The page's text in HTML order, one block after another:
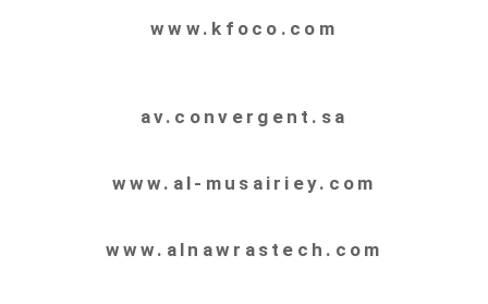
www.kfoco.com
av.convergent.sa
www.al-musairiey.com
www.alnawrastech.com